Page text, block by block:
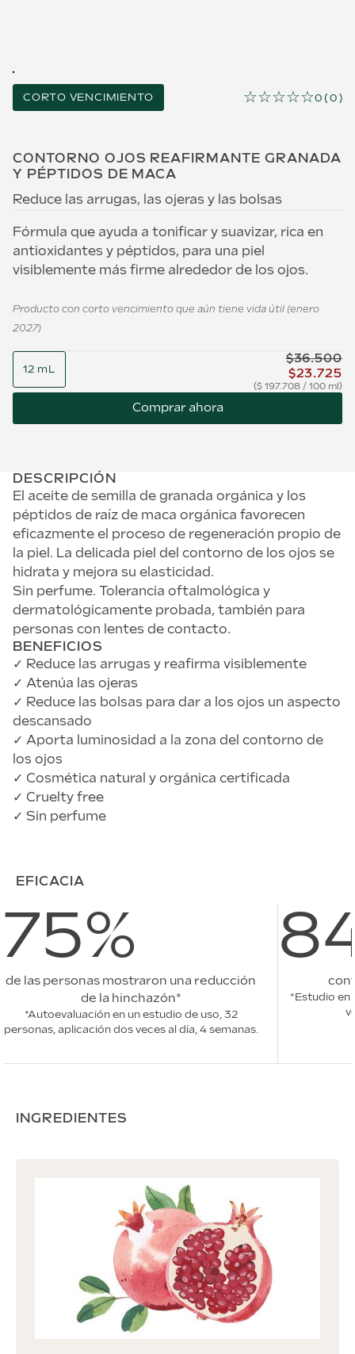
CORTO VENCIMIENTO ☆☆☆☆☆0 (0)
CONTORNO OJOS REAFIRMANTE GRANADA
Y PÉPTIDOS DE MACA
Reduce las arrugas, las ojeras y las bolsas
Fórmula que ayuda a tonificar y suavizar, rica en
antioxidantes y péptidos, para una piel
visiblemente más firme alrededor de los ojos.
Producto con corto vencimiento que aún tiene vida útil (enero
2027)
12 mL
$36.500
$23.725
$ 197.708 / 100 ml
Comprar ahora
DESCRIPCIÓN
El aceite de semilla de granada orgánica y los
péptidos de raíz de maca orgánica favorecen
eficazmente el proceso de regeneración propio de
la piel. La delicada piel del contorno de los ojos se
hidrata y mejora su elasticidad.
Sin perfume. Tolerancia oftalmológica y
dermatológicamente probada, también para
personas con lentes de contacto.
BENEFICIOS
✓ Reduce las arrugas y reafirma visiblemente
✓ Atenúa las ojeras
✓ Reduce las bolsas para dar a los ojos un aspecto
descansado
✓ Aporta luminosidad a la zona del contorno de
los ojos
✓ Cosmética natural y orgánica certificada
✓ Cruelty free
✓ Sin perfume
EFICACIA
75%
de las personas mostraron una reducción
de la hinchazón*
*Autoevaluación en un estudio de uso, 32
personas, aplicación dos veces al día, 4 semanas.
*Estudio en
INGREDIENTES